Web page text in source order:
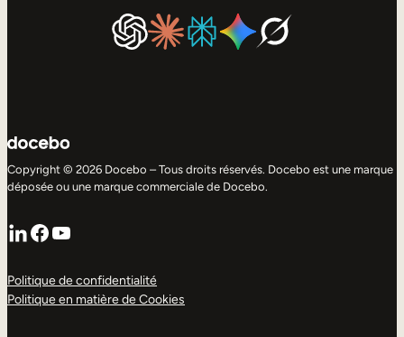
Copyright © 2026 Docebo – Tous droits réservés. Docebo est une marque
déposée ou une marque commerciale de Docebo.
LinkedIn
Facebook
YouTube
Politique de confidentialité
Politique en matière de Cookies